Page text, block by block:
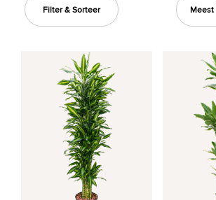
Filter & Sorteer